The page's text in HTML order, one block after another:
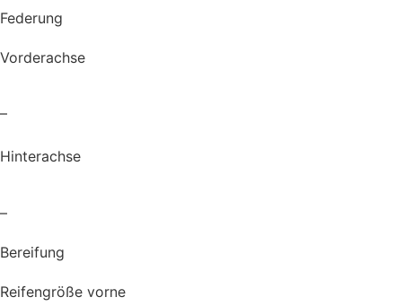
Federung
Vorderachse
–
Hinterachse
–
Bereifung
Reifengröße vorne